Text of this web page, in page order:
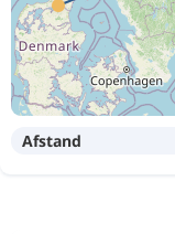
Afstand